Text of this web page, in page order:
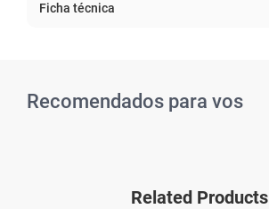
Ficha técnica
Recomendados para vos
Related Products